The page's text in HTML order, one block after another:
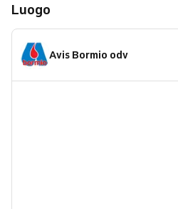
Luogo
Avis Bormio odv